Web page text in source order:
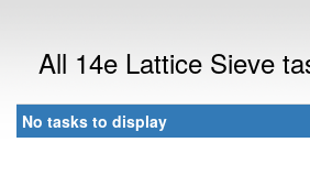
All 14e Lattice Sieve
No tasks to display